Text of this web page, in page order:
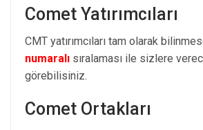
Comet Yatırımcıları
CMT yatırımcıları tam olarak
numaralı sıralaması ile sizlere
görebilisiniz.
Comet Ortakları